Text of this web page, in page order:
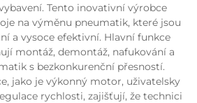
Tento inovativní výrobce
na výměnu pneumatik, které jsou
a vysoce efektivní. Hlavní funkce
montáž, demontáž, nafukování a
s bezkonkurenční přesností.
jako je výkonný motor, uživatelsky
rychlosti, zajišťují, že technici